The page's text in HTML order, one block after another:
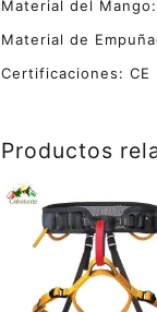
Material del
Material de
Certificaciones: CE
Productos